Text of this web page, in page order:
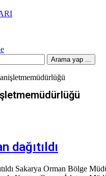
Arama yap ...
dağıtıldı
Sakarya Orman Bölge